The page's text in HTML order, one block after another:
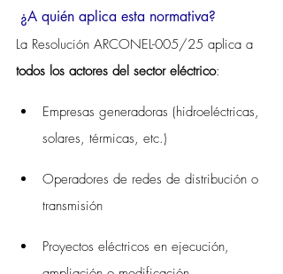
¿A quién aplica esta normativa?
La Resolución ARCONEL-005/25 aplica a
todos los actores del sector eléctrico:
Empresas generadoras (hidroeléctricas,
solares, térmicas, etc.)
Operadores de redes de distribución o
transmisión
Proyectos eléctricos en ejecución,